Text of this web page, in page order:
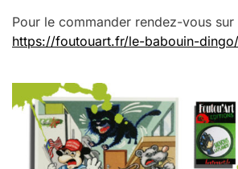
Pour le commander rendez-vous sur
https://foutouart.fr/le-babouin-dingo/